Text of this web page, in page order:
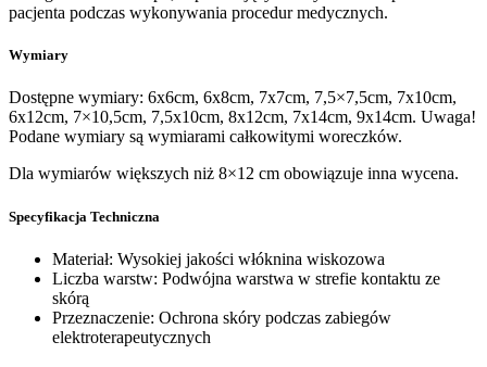
pacjenta podczas wykonywania procedur medycznych.
Wymiary
Dostępne wymiary: 6x6cm, 6x8cm, 7x7cm, 7,5×7,5cm, 7x10cm,
6x12cm, 7×10,5cm, 7,5x10cm, 8x12cm, 7x14cm, 9x14cm. Uwaga!
Podane wymiary są wymiarami całkowitymi woreczków.
Dla wymiarów większych niż 8×12 cm obowiązuje inna wycena.
Specyfikacja Techniczna
Materiał: Wysokiej jakości włóknina wiskozowa
Liczba warstw: Podwójna warstwa w strefie kontaktu ze
skórą
Przeznaczenie: Ochrona skóry podczas zabiegów
elektroterapeutycznych